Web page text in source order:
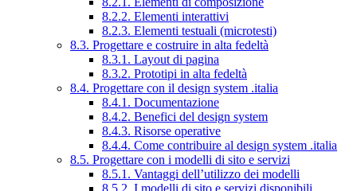
8.2.2. Elementi interattivi
8.2.3. Elementi testuali (microtesti)
8.3. Progettare e costruire in alta fedeltà
8.3.1. Layout di pagina
8.3.2. Prototipi in alta fedeltà
8.4. Progettare con il design system .italia
8.4.1. Documentazione
8.4.2. Benefici del design system
8.4.3. Risorse operative
8.4.4. Come contribuire al design system .italia
8.5. Progettare con i modelli di sito e servizi
8.5.1. Vantaggi dell’utilizzo dei modelli
8.5.2. I modelli di sito e servizi disponibili